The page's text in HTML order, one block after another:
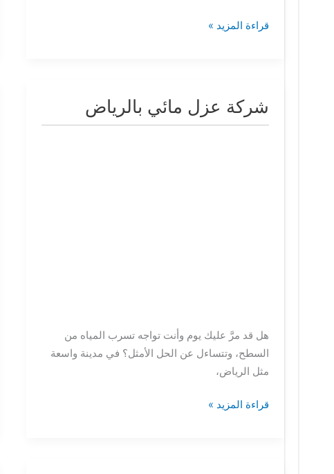
قراءة المزيد »
شركة عزل مائي بالرياض
هل قد مرَّ عليك يوم وأنت تواجه تسرب المياه من
السطح، وتتساءل عن الحل الأمثل؟ في مدينة واسعة
مثل الرياض،
شركة
قراءة المزيد »